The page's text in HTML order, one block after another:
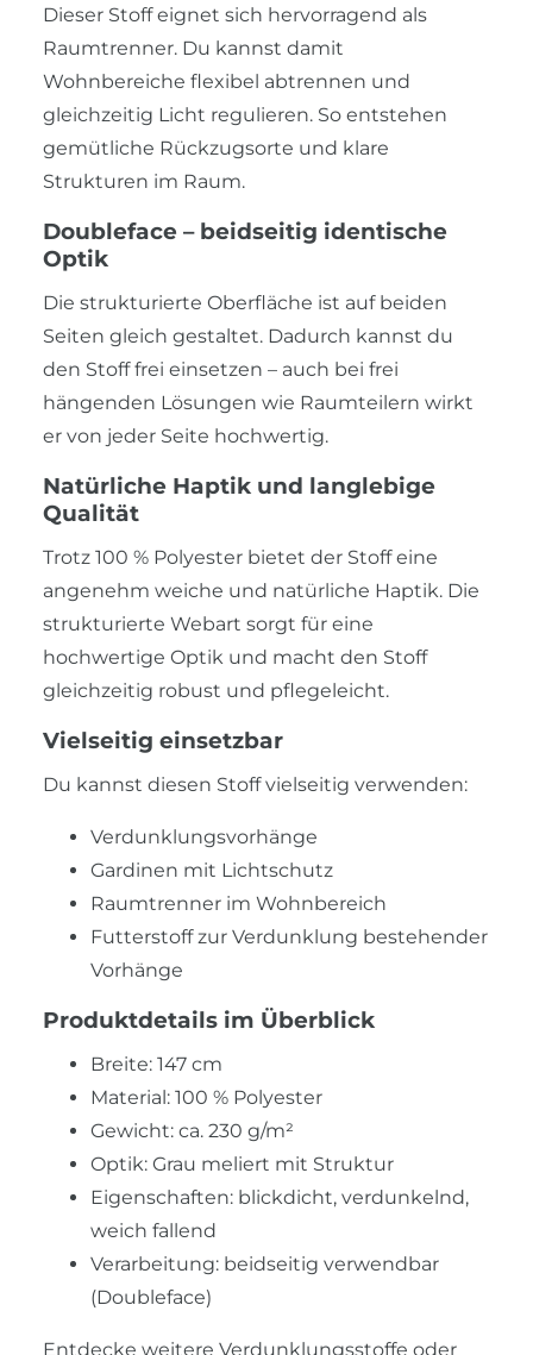
Dieser Stoff eignet sich hervorragend als
Raumtrenner. Du kannst damit
Wohnbereiche flexibel abtrennen und
gleichzeitig Licht regulieren. So entstehen
gemütliche Rückzugsorte und klare
Strukturen im Raum.
Doubleface – beidseitig identische
Optik
Die strukturierte Oberfläche ist auf beiden
Seiten gleich gestaltet. Dadurch kannst du
den Stoff frei einsetzen – auch bei frei
hängenden Lösungen wie Raumteilern wirkt
er von jeder Seite hochwertig.
Natürliche Haptik und langlebige
Qualität
Trotz 100 % Polyester bietet der Stoff eine
angenehm weiche und natürliche Haptik. Die
strukturierte Webart sorgt für eine
hochwertige Optik und macht den Stoff
gleichzeitig robust und pflegeleicht.
Vielseitig einsetzbar
Du kannst diesen Stoff vielseitig verwenden:
Verdunklungsvorhänge
Gardinen mit Lichtschutz
Raumtrenner im Wohnbereich
Futterstoff zur Verdunklung bestehender
Vorhänge
Produktdetails im Überblick
Breite: 147 cm
Material: 100 % Polyester
Gewicht: ca. 230 g/m²
Optik: Grau meliert mit Struktur
Eigenschaften: blickdicht, verdunkelnd,
weich fallend
Verarbeitung: beidseitig verwendbar
(Doubleface)
Entdecke weitere Verdunklungsstoffe oder